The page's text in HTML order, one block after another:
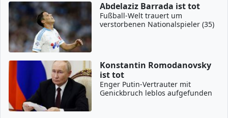
Abdelaziz Barrada ist tot
Fußball-Welt trauert um
verstorbenen Nationalspieler (35)
Konstantin Romodanovsky
ist tot
Enger Putin-Vertrauter mit
Genickbruch leblos aufgefunden